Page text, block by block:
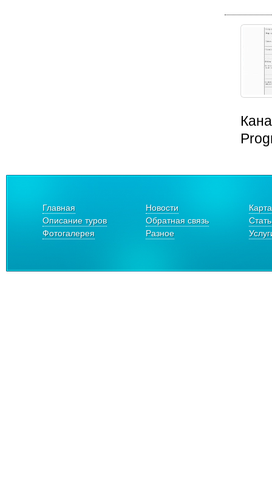
Главная Новости
Описание туров
Обратная связь
Фотогалерея
Разное